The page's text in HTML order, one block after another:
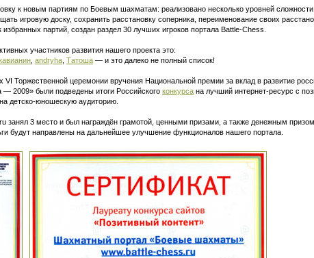
к новым партиям по Боевым шахматам: реализовано несколько уровней сложности
игровую доску, сохранить расстановку соперника, переименование своих
избранных партий, создан раздел 30 лучших игроков портала Battle-Chess.
участников развития нашего проекта это:
andryha Татоша — и это далеко не полный список!
VI Торжественной церемонии вручения Национальной премии за вклад в развитие
2009» были подведены итоги Российского конкурса на лучший интернет-ресурс с
детско-юношескую аудиторию.
занял 3 место и был награждён грамотой, ценными призами, а также денежным
будут направлены на дальнейшее улучшение функционалов нашего портала.